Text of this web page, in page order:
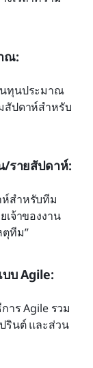
ณ:
นทุนประมาณ
สัปดาห์สำหรับ
/รายสัปดาห์:
ห์สำหรับทีม
จ้าของงาน
ทีม”
บ Agile:
าร Agile รวม
รินต์ และส่วน